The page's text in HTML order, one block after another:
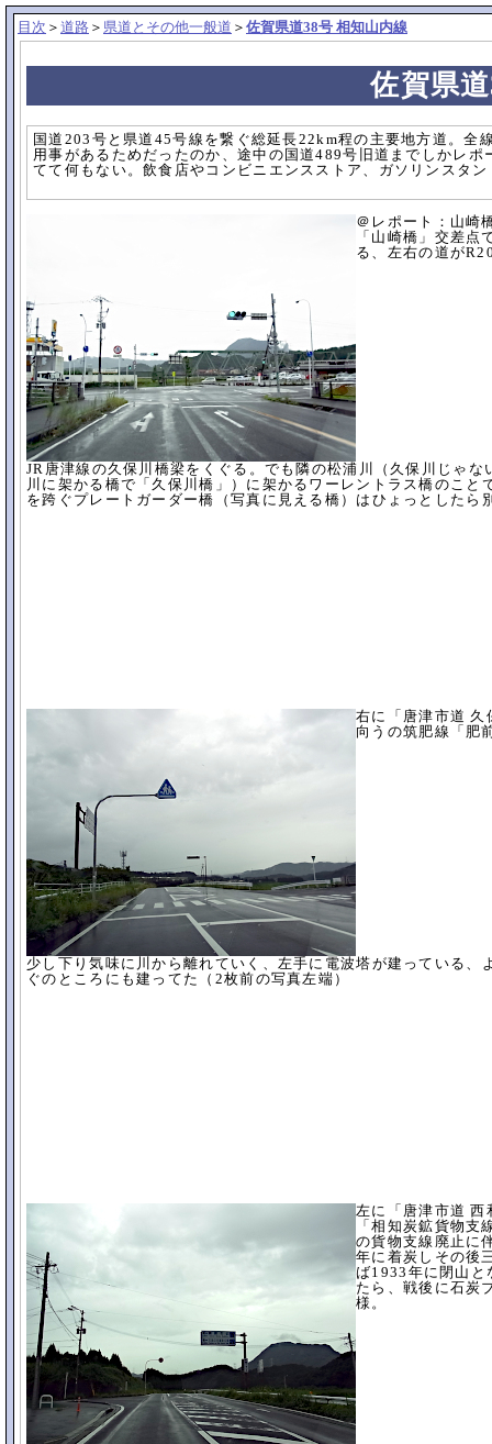
目次 ＞ 道路 ＞ 県道とその他一般道 ＞ 佐賀県道38号 相知山内線
佐賀県
国道203号と県道45号線を繋ぐ総延長22km程の主要地方道。
用事があるためだったのか、途中の国道489号旧道までしかレ
てて何もない。飲食店やコンビニエンスストア、ガソリンスタ
＠レポート：山崎
「山崎橋」交差点
る、左右の道が
JR唐津線の久保川橋梁をくぐる。でも隣の松浦川（久保川じゃ
川に架かる橋で「久保川橋」）に架かるワーレントラス橋のこと
を跨ぐプレートガーダー橋（写真に見える橋）はひょっとしたら
右に「唐津市道 久
向うの筑肥線「肥
少し下り気味に川から離れていく、左手に電波塔が建っている、
ぐのところにも建ってた（2枚前の写真左端）
左に「唐津市道
「相知炭鉱貨物
の貨物支線廃止に
年に着炭しその後
ば1933年に閉山と
たら、戦後に石炭
様。